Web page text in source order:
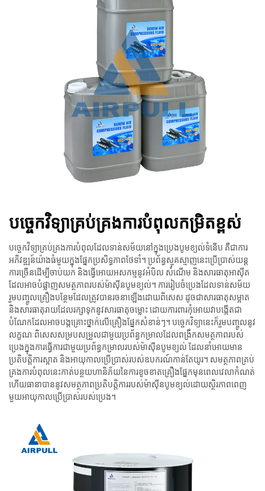
បច្ចេកវិទ្យាគ្រប់គ្រងការបំពុលកម្រិតខ្ពស់
បច្ចេកវិទ្យាគ្រប់គ្រងការបំពុលដែលទាន់សម័យនៅក្នុងប្រេងបូមខ្យល់ទំនើប គឺជាការ
អភិវឌ្ឍន៍យ៉ាងធំមួយក្នុងផ្នែកប្រសិទ្ធភាពថែទាំ។ ប្រព័ន្ធស្មុគស្មាញនេះប្រើប្រាស់យន្ត
ការច្រើនដើម្បីចាប់យក និងធ្វើអោយអសកម្មនូវអំបិល សំណើម និងសារធាតុអាស៊ីត
ដែលអាចបំផ្លាញសមត្ថភាពរបស់ម៉ាស៊ីនបូមខ្យល់។ ការរៀបចំប្រេងដែលទាន់សម័យ
រួមបញ្ចូលគ្រឿងបន្ថែមដែលត្រូវបានរចនាឡើងដោយពិសេស ដូចជាសារធាតុសម្អាត
និងសារធាតុរាយដែលរក្សាទុកនូវសារធាតុចម្លោះ ដោយការពារកុំអោយវាបង្កើតជា
បំណែកដែលអាចបង្កគ្រោះថ្នាក់លើគ្រឿងផ្នែកសំខាន់ៗ។ បច្ចេកវិទ្យានេះក៏រួមបញ្ចូលនូវ
លក្ខណៈពិសេសសម្របសម្រួលជាមួយប្រព័ន្ធកម្រាលដែលពង្រឹកសមត្ថភាពរបស់
ប្រេងក្នុងការធ្វើការជាមួយប្រព័ន្ធកម្រាលរបស់ម៉ាស៊ីនបូមខ្យល់ ដែលនាំអោយមាន
ប្រតិបត្តិការស្អាត និងអាយុកាលប្រើប្រាស់របស់ឧបករណ៍កាន់តែយូរ។ សមត្ថភាពគ្រប់
គ្រងការបំពុលនេះកាត់បន្ថយហានិភ័យនៃការខូចខាតគ្រឿងផ្នែកមុនពេលវេលាកំណត់
ហើយធានាបាននូវសមត្ថភាពប្រតិបត្តិការរបស់ម៉ាស៊ីនបូមខ្យល់ដោយស្ថិរភាពពេញ
មួយអាយុកាលប្រើប្រាស់របស់ប្រេង។